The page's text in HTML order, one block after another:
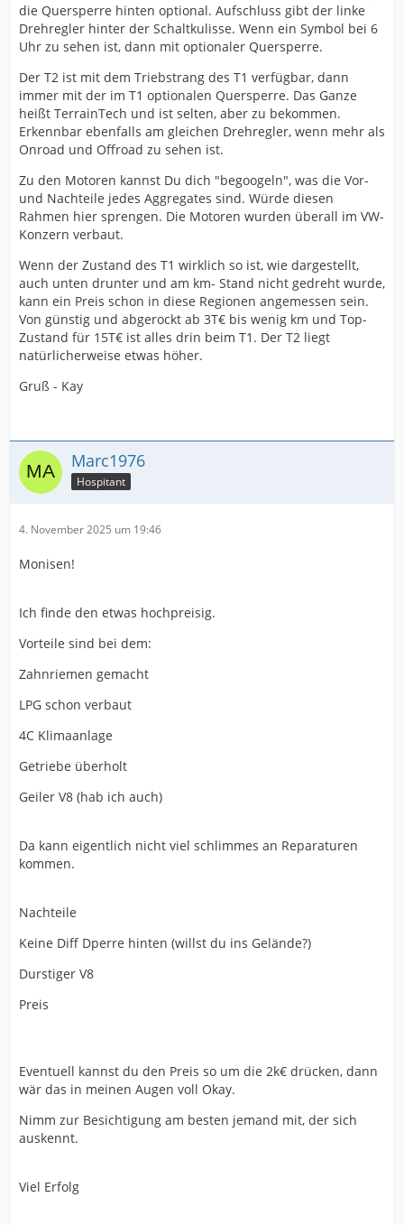
die Quersperre hinten optional. Aufschluss gibt der linke
Drehregler hinter der Schaltkulisse. Wenn ein Symbol bei 6
Uhr zu sehen ist, dann mit optionaler Quersperre.
Der T2 ist mit dem Triebstrang des T1 verfügbar, dann
immer mit der im T1 optionalen Quersperre. Das Ganze
heißt TerrainTech und ist selten, aber zu bekommen.
Erkennbar ebenfalls am gleichen Drehregler, wenn mehr als
Onroad und Offroad zu sehen ist.
Zu den Motoren kannst Du dich "begoogeln", was die Vor-
und Nachteile jedes Aggregates sind. Würde diesen
Rahmen hier sprengen. Die Motoren wurden überall im VW-
Konzern verbaut.
Wenn der Zustand des T1 wirklich so ist, wie dargestellt,
auch unten drunter und am km- Stand nicht gedreht wurde,
kann ein Preis schon in diese Regionen angemessen sein.
Von günstig und abgerockt ab 3T€ bis wenig km und Top-
Zustand für 15T€ ist alles drin beim T1. Der T2 liegt
natürlicherweise etwas höher.
Gruß - Kay
Marc1976
Hospitant
4. November 2025 um 19:46
Monisen!
Ich finde den etwas hochpreisig.
Vorteile sind bei dem:
Zahnriemen gemacht
LPG schon verbaut
4C Klimaanlage
Getriebe überholt
Geiler V8 (hab ich auch)
Da kann eigentlich nicht viel schlimmes an Reparaturen
kommen.
Nachteile
Keine Diff Dperre hinten (willst du ins Gelände?)
Durstiger V8
Preis
Eventuell kannst du den Preis so um die 2k€ drücken, dann
wär das in meinen Augen voll Okay.
Nimm zur Besichtigung am besten jemand mit, der sich
auskennt.
Viel Erfolg